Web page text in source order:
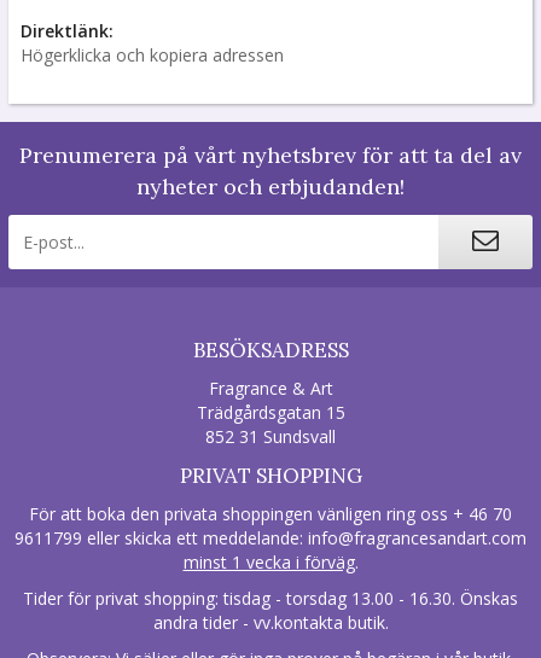
Direktlänk:
Högerklicka och kopiera adressen
Prenumerera på vårt nyhetsbrev för att ta del av
nyheter och erbjudanden!
BESÖKSADRESS
Fragrance & Art
Trädgårdsgatan 15
852 31 Sundsvall
PRIVAT SHOPPING
För att boka den privata shoppingen vänligen ring oss + 46 70
9611799 eller skicka ett meddelande: info@fragrancesandart.com
minst 1 vecka i förväg.
Tider för privat shopping: tisdag - torsdag 13.00 - 16.30. Önskas
andra tider - vv.kontakta butik.